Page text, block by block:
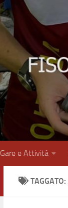
Gare e Attività
TAGGATO: